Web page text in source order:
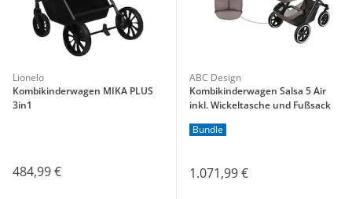
Lionelo
Kombikinderwagen MIKA PLUS
3in1
484,99 €
ABC Design
Kombikinderwagen Salsa 5 Air
inkl. Wickeltasche und Fußsack
Bundle
1.071,99 €